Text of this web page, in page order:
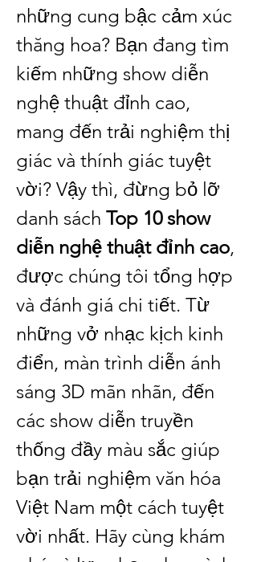
những cung bậc cảm xúc
thăng hoa? Bạn đang tìm
kiếm những show diễn
nghệ thuật đỉnh cao,
mang đến trải nghiệm thị
giác và thính giác tuyệt
vời? Vậy thì, đừng bỏ lỡ
danh sách Top 10 show
diễn nghệ thuật đỉnh cao,
được chúng tôi tổng hợp
và đánh giá chi tiết. Từ
những vở nhạc kịch kinh
điển, màn trình diễn ánh
sáng 3D mãn nhãn, đến
các show diễn truyền
thống đầy màu sắc giúp
bạn trải nghiệm văn hóa
Việt Nam một cách tuyệt
vời nhất. Hãy cùng khám